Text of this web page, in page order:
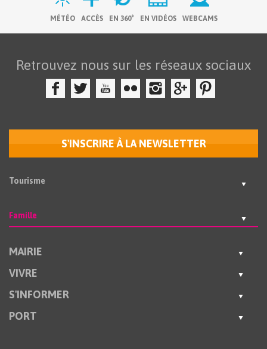
MÉTÉO ACCÈS EN 360° EN VIDÉOS WEBCAMS
Retrouvez nous sur les réseaux sociaux
S'INSCRIRE À LA NEWSLETTER
Tourisme
Famille
MAIRIE
VIVRE
S'INFORMER
PORT